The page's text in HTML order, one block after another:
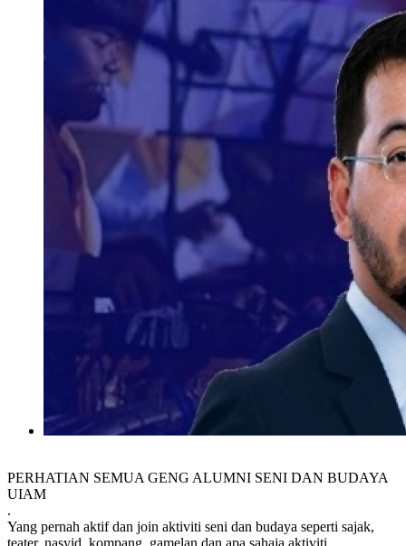
PERHATIAN SEMUA GENG ALUMNI SENI DAN BUDAYA
UIAM
.
Yang pernah aktif dan join aktiviti seni dan budaya seperti sajak,